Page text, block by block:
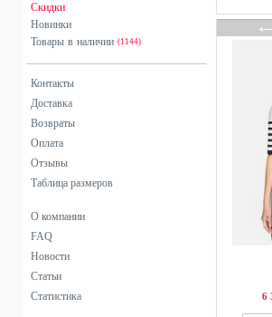
серебристый
серый
синий
черный
Скидки
Новинки
Товары в наличии (1144)
Контакты
Доставка
Возвраты
Оплата
Отзывы
Таблица размеров
О компании
FAQ
Новости
Статьи
Статистика
6